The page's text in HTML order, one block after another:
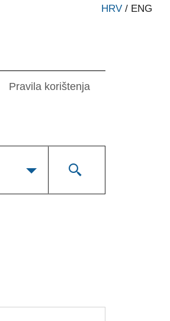
HRV / ENG
Pravila korištenja